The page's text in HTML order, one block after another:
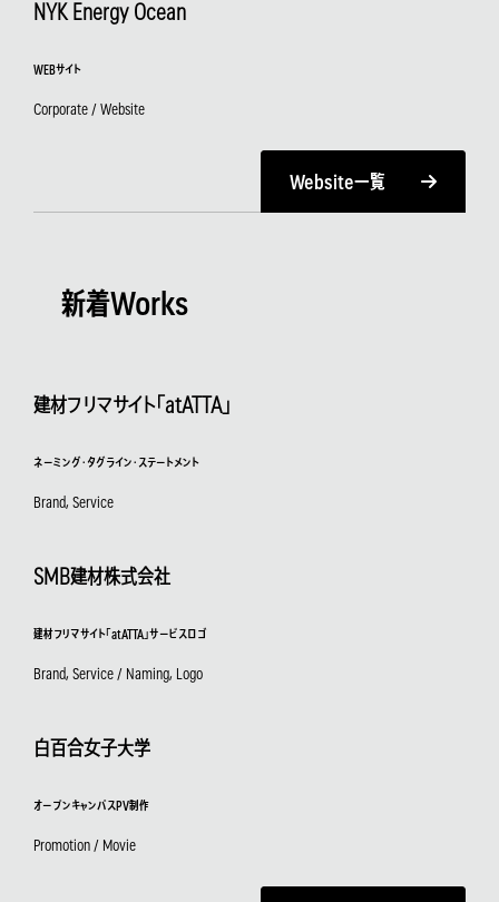
NYK Energy Ocean
WEBサイト
Corporate / Website
Website一覧
新着Works
建材フリマサイト「atATTA」
ネーミング・タグライン・ステートメント
Brand, Service
SMB建材株式会社
建材フリマサイト「atATTA」サービスロゴ
Brand, Service / Naming, Logo
白百合女子大学
オープンキャンパスPV制作
Promotion / Movie